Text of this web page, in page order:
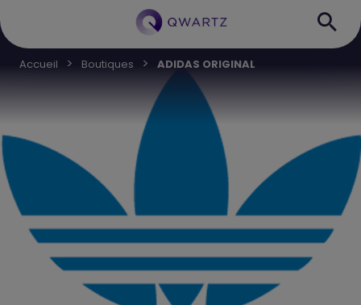
Accueil Boutiques ADIDAS ORIGINAL